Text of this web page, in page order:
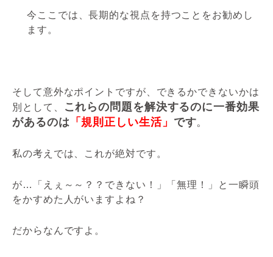
今ここでは、長期的な視点を持つことをお勧めし
ます。
そして意外なポイントですが、できるかできないかは
別として、
これらの問題を解決するのに一番効果
があるのは 「規則正しい生活」 です。
私の考えでは、これが絶対です。
が…「えぇ～～？？できない！」「無理！」と一瞬頭
をかすめた人がいますよね？
だからなんですよ。